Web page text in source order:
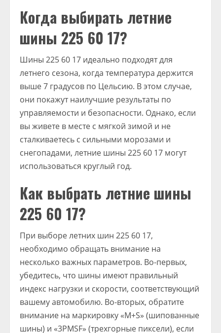
Когда выбирать летние
шины 225 60 17?
Шины 225 60 17 идеально подходят для
летнего сезона, когда температура держится
выше 7 градусов по Цельсию. В этом случае,
они покажут наилучшие результаты по
управляемости и безопасности. Однако, если
вы живете в месте с мягкой зимой и не
сталкиваетесь с сильными морозами и
снегопадами, летние шины 225 60 17 могут
использоваться круглый год.
Как выбрать летние шины
225 60 17?
При выборе летних шин 225 60 17,
необходимо обращать внимание на
несколько важных параметров. Во-первых,
убедитесь, что шины имеют правильный
индекс нагрузки и скорости, соответствующий
вашему автомобилю. Во-вторых, обратите
внимание на маркировку «M+S» (шипованные
шины) и «3PMSF» (трехгорные пиксели), если